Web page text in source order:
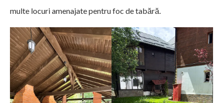
multe locuri amenajate pentru foc de tabără.